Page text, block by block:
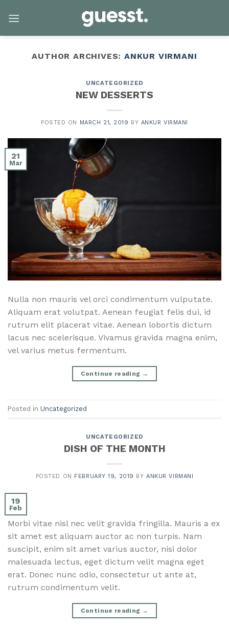
AUTHOR ARCHIVES:ANKUR VIRMANI
UNCATEGORIZED
NEW DESSERTS
POSTED ON MARCH 21, 2019 BY ANKUR VIRMANI
21
Mar
Nulla non mauris vel orci condimentum vulputate.
Aliquam erat volutpat. Aenean feugiat felis dui, id
rutrum elit placerat vitae. Aenean lobortis dictum
lacus nec scelerisque. Vivamus gravida magna enim,
vel varius metus fermentum.
Continue reading →
Posted in Uncategorized
UNCATEGORIZED
DISH OF THE MONTH
POSTED ON FEBRUARY 19, 2019 BYANKUR VIRMANI
19
Feb
Morbi vitae nisl nec velit gravida fringilla. Mauris a ex
sit amet est aliquam auctor ac non turpis. Nam
suscipit, enim sit amet varius auctor, nisi dolor
malesuada lectus, eget dictum velit magna eget
erat. Donec nunc odio, consectetur ut ante at,
rutrum condimentum velit.
Continue reading →